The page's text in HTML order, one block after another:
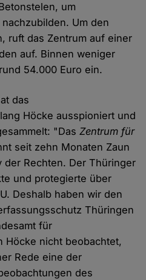
um
Um den
ruft das Zentrum auf einer
auf. Binnen weniger
54.000 Euro ein.
das
Höcke ausspioniert und
"DasZentrum für
seit zehn Monaten Zaun
der Rechten. Der Thüringer
und protegierte über
Deshalb haben wir den
Thüringen
für
Höcke nicht beobachtet,
Rede eine der
des